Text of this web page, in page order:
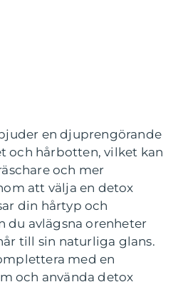
en djuprengörande
och hårbotten, vilket kan
och mer
att välja en detox
din hårtyp och
du avlägsna orenheter
till sin naturliga glans.
med en
och använda detox